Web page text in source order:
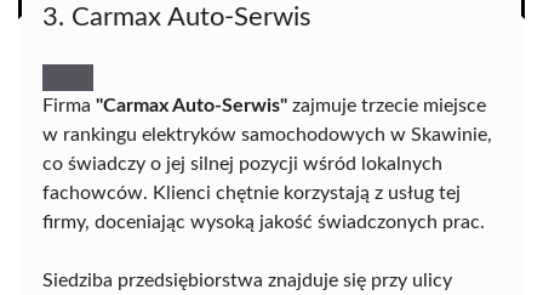
3. Carmax Auto-Serwis
Firma "Carmax Auto-Serwis" zajmuje trzecie miejsce
w rankingu elektryków samochodowych w Skawinie,
co świadczy o jej silnej pozycji wśród lokalnych
fachowców. Klienci chętnie korzystają z usług tej
firmy, doceniając wysoką jakość świadczonych prac.
Siedziba przedsiębiorstwa znajduje się przy ulicy